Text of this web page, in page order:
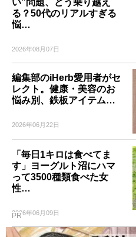
い”問題、どう乗り越え
る？50代のリアルすぎる
悩…
2026年08月07日
編集部のiHerb愛用者がセ
レクト。健康・美容のお
悩み別、鉄板アイテム…
2026年06月22日
「毎日1キロは食べてま
す」ヨーグルト沼にハマ
って3500種類食べた女
性…
2026年06月09日
PR